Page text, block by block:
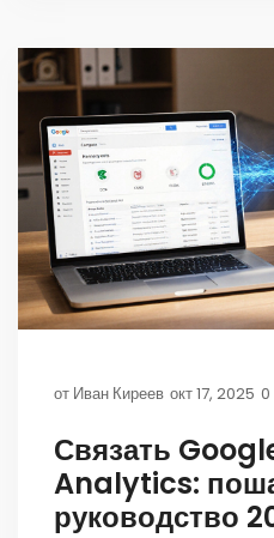
от Иван Киреев окт 17, 2025 0
Связать
Analytics:
руководство